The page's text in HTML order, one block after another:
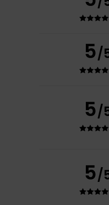
5/
5/
5/